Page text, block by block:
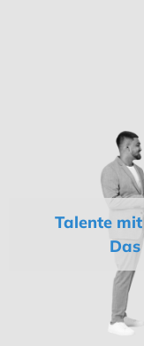
Talente